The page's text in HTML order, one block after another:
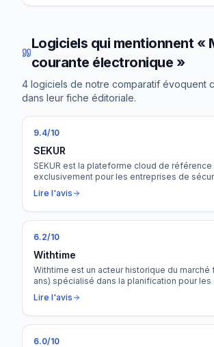
Logiciels qui mentionnent «
courante électronique »
4 logiciels de notre comparatif évoquent
dans leur fiche éditoriale.
9.4/10
SEKUR
SEKUR est la plateforme cloud de référence
exclusivement pour les entreprises de
de gardiennage. Du planning au terrain, de la
la facturation, SEKUR centralise l'intégralité
valeur dans un seul outil — avec un PTI natif,
courante électronique et un assistant IA
Lire l'avis
6.2/10
Withtime
Withtime est un acteur historique du marché
ans) spécialisé dans la planification pour les
sécurité privée. Un moteur de planning
rapidité et sa gestion fine des conventions
avec une offre d'entrée gratuite pendant 1
Lire l'avis
6.0/10